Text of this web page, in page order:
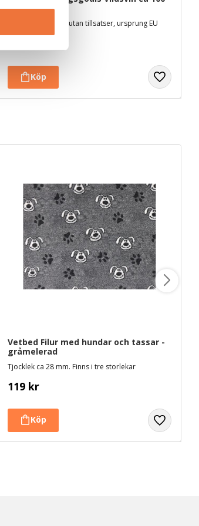
g
Torkat hundgodis utan tillsatser, ursprung EU
Vetbed Filur med hundar och tassar -
gråmelerad
Tjocklek ca 28 mm. Finns i tre storlekar
119 kr